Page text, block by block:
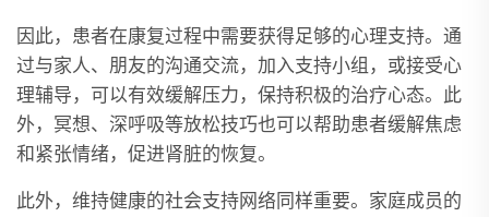
因此，患者在康复过程中需要获得足够的心理支持。通
过与家人、朋友的沟通交流，加入支持小组，或接受心
理辅导，可以有效缓解压力，保持积极的治疗心态。此
外，冥想、深呼吸等放松技巧也可以帮助患者缓解焦虑
和紧张情绪，促进肾脏的恢复。
此外，维持健康的社会支持网络同样重要。家庭成员的